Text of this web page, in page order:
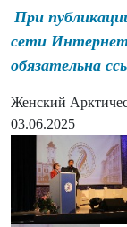
При
сети Интернет
обязательна
Женский
03.06.2025